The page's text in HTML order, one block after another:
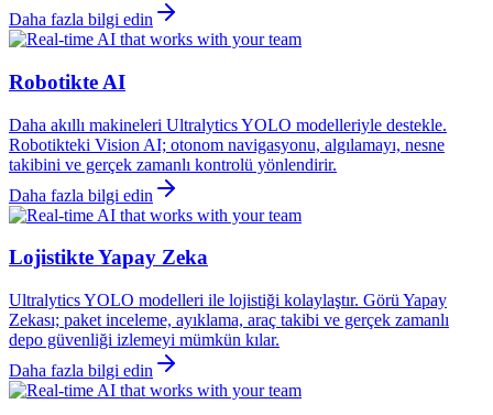
Daha fazla bilgi edin
Robotikte AI
Daha akıllı makineleri Ultralytics YOLO modelleriyle destekle.
Robotikteki Vision AI; otonom navigasyonu, algılamayı, nesne
takibini ve gerçek zamanlı kontrolü yönlendirir.
Daha fazla bilgi edin
Lojistikte Yapay Zeka
Ultralytics YOLO modelleri ile lojistiği kolaylaştır. Görü Yapay
Zekası; paket inceleme, ayıklama, araç takibi ve gerçek zamanlı
depo güvenliği izlemeyi mümkün kılar.
Daha fazla bilgi edin